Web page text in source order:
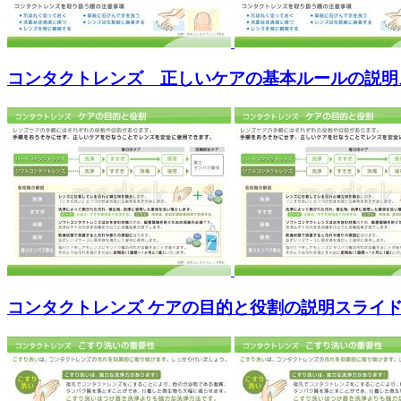
コンタクトレンズ 正しいケアの基本ルールの説
コンタクトレンズ ケアの目的と役割の説明スライ